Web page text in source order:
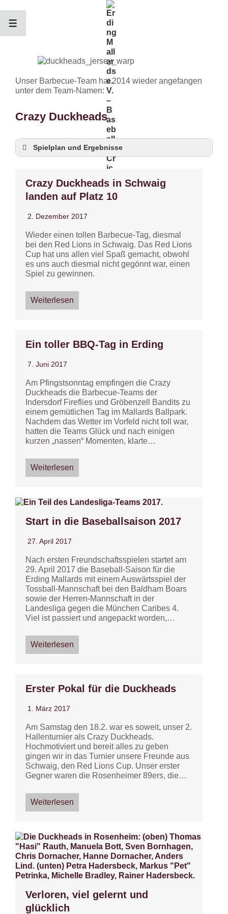
InhaltMENÜ
Unser Barbecue-Team hat 2014 wieder angefangen
unter dem Team-Namen:
Crazy Duckheads
Spielplan und Ergebnisse
2017
[mstw_schedule_table sched=“bbq_2018″]
[mstw_schedule_table sched=“bbq_2017″]
Crazy Duckheads in Schwaig
landen auf Platz 10
2. Dezember 2017
Wieder einen tollen Barbecue-Tag, diesmal
bei den Red Lions in Schwaig. Das Red Lions
Cup hat uns allen viel Spaß gemacht, obwohl
es uns auch diesmal nicht gegönnt war, einen
Spiel zu gewinnen.
Weiterlesen
Ein toller BBQ-Tag in Erding
7. Juni 2017
Am Pfingstsonntag empfingen die Crazy
Duckheads die Barbecue-Teams der
Indersdorf Fireflies und Gröbenzell Bandits zu
einem gemütlichen Tag im Mallards Ballpark.
Nachdem das Wetter im Vorfeld nicht toll war,
hatten die Teams Glück und nach einigen
kurzen „nassen“ Momenten, klarte…
Weiterlesen
Start in die Baseballsaison 2017
27. April 2017
Nach ersten Freundschaftsspielen startet am
29. April 2017 die Baseball-Saison für die
Erding Mallards mit einem Auswärtsspiel der
Tossball-Mannschaft bei den Baldham Boars
sowie der Herren-Mannschaft in der
Landesliga gegen die München Caribes 4.
Viel ist passiert und angepackt worden,…
Weiterlesen
Erster Pokal für die Duckheads
1. März 2017
Am Samstag den 18.2. war es soweit, unser 2.
Hallenturnier als Crazy Duckheads.
Hochmotiviert und bereit alles zu geben
gingen wir in das Turnier unsere Freunde aus
Schwaig, den Red Lions Cup. Unser erster
Gegner waren die Rosenheimer 89ers, die…
Weiterlesen
Verloren, viel gelernt und
glücklich